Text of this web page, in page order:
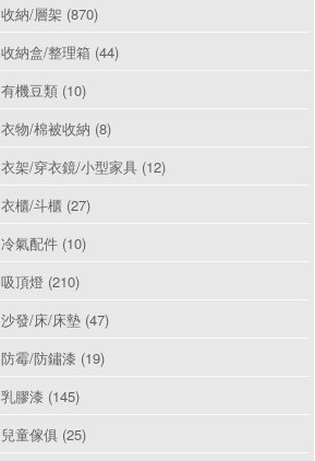
收納/層架 (870)
收納盒/整理箱 (44)
有機豆類 (10)
衣物/棉被收納 (8)
衣架/穿衣鏡/小型家具 (12)
衣櫃/斗櫃 (27)
冷氣配件 (10)
吸頂燈 (210)
沙發/床/床墊 (47)
防霉/防鏽漆 (19)
乳膠漆 (145)
兒童傢俱 (25)